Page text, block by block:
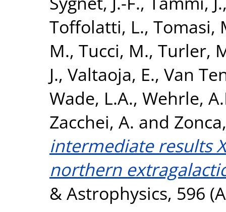
Toffolatti, L., Tomasi,
M., Tucci, M., Turler,
J., Valtaoja, E., Van
Wade, L.A., Wehrle,
Zacchei, A. and
intermediate results
northern
& Astrophysics, 596